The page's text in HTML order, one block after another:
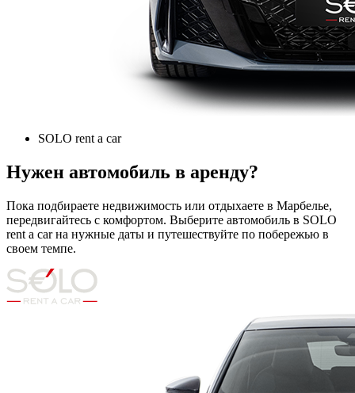
SOLO rent a car
Нужен автомобиль в аренду?
Пока подбираете недвижимость или отдыхаете в Марбелье,
передвигайтесь с комфортом. Выберите автомобиль в SOLO
rent a car на нужные даты и путешествуйте по побережью в
своем темпе.